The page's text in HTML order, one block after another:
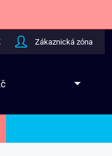
Zákaznická zóna